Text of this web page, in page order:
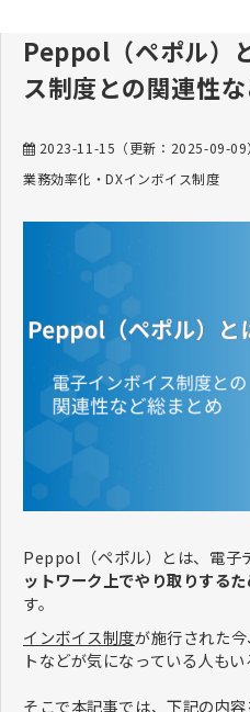
Peppol（ペポル）
ス制度との関連性
2023-11-15 （更新： 2025-09-09
業務効率化・DXインボイス制度
Peppol（ペポル）とは、電子
ットワーク上でやり取りする
す。
インボイス制度が施行された
トなどが気になっている人も
そこで本記事では、下記の内容